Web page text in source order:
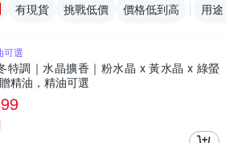
有現貨 挑戰低價 價格低到高 用途
可選
特調｜水晶擴香｜粉水晶 x 黃水晶 x 綠螢
精油，精油可選